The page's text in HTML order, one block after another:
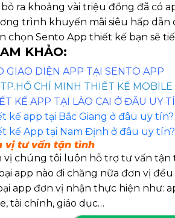
ra khoảng vài triệu đồng đã có
trình khuyến mãi siêu hấp dẫn
chọn Sento App thiết kế bạn sẽ
KHẢO:
GIAO DIỆN APP TẠI SENTO APP
CHÍ MINH THIẾT KẾ
KẾ APP TẠI LÀO CAI Ở ĐÂU UY
kế app tại Bắc Giang ở đâu uy tín?
kế App tại Nam Định ở đâu uy tín?
vị tư vấn tận tình
vị chúng tôi luôn hỗ trợ tư vấn tận
app nào đi chăng nữa đơn vị
app đơn vị nhận thực hiện như:
tài chính, giáo dục…